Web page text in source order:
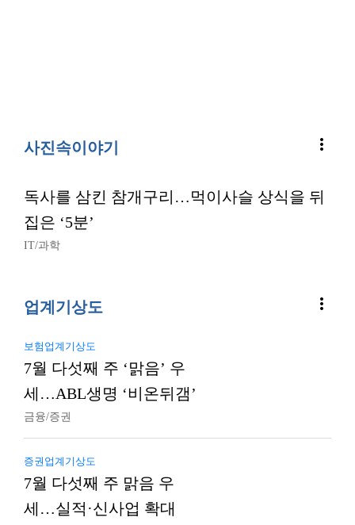
사진속이야기 more_vert
독사를 삼킨 참개구리…먹이사슬 상식을 뒤
집은 ‘5분’
IT/과학
업계기상도 more_vert
보험업계기상도
7월 다섯째 주 ‘맑음’ 우
세…ABL생명 ‘비온뒤갬’
금융/증권
증권업계기상도
7월 다섯째 주 맑음 우
세…실적·신사업 확대